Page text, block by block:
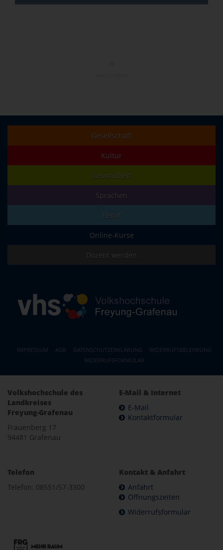
Gesellschaft
Kultur
Gesundheit
Sprachen
Beruf
Online-Kurse
Dozent werden
IMPRESSUM AGB DATENSCHUTZERKLÄRUNG
WIDERRUFSBELEHRUNG
WIDERRUFSFORMULAR
Volkshochschule des
Landkreises
Freyung-Grafenau
Frauenberg 17
94481 Grafenau
E-Mail & Internet
E-Mail
Kontaktformular
Telefon
Telefon: 08551/57-3300
Kontakt & Anfahrt
Anfahrt
Öffnungszeiten
Widerrufsformular